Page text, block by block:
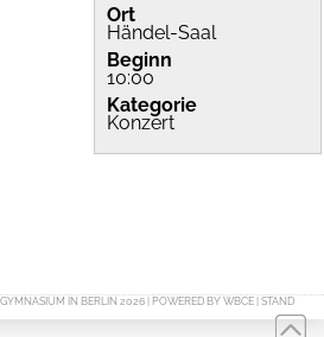
Ort
Händel-Saal
Beginn
10:00
Kategorie
Konzert
IN BERLIN 2026 | POWERED BYWBCE | STAND